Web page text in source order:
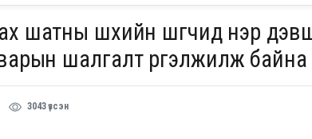
шатны шүүхийн шүүгчид нэр
шалгалт үргэлжилж байна
3043 үзсэн